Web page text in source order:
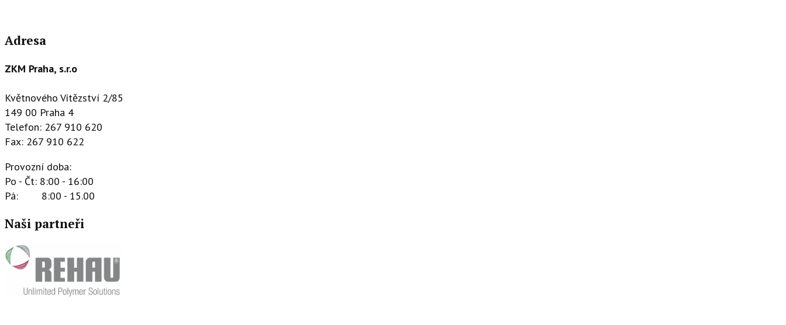
Adresa
ZKM Praha, s.r.o
Květnového Vítězství 2/85
149 00 Praha 4
Telefon: 267 910 620
Fax: 267 910 622
Provozní doba:
Po - Čt: 8:00 - 16:00
Pá: 8:00 - 15.00
Naši partneři